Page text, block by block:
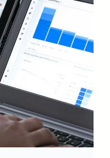
i
stolicę.